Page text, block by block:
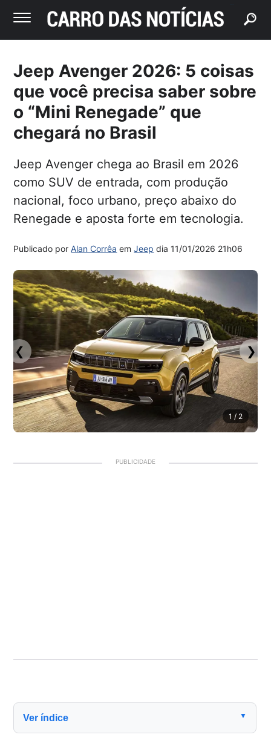
Jeep Avenger 2026: 5 coisas
que você precisa saber sobre
o “Mini Renegade” que
chegará no Brasil
Jeep Avenger chega ao Brasil em 2026
como SUV de entrada, com produção
nacional, foco urbano, preço abaixo do
Renegade e aposta forte em tecnologia.
Publicado porAlan Corrêa emJeep dia11/01/2026 21h06
❮ ❯
1 / 2
PUBLICIDADE
Ver índice ▼